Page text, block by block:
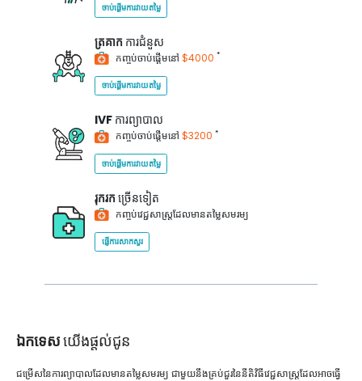
ចាប់ផ្តើមការវាយតម្លៃ
ត្រគាក ការជំនួស
កញ្ចប់ចាប់ផ្តើមនៅ $4000 *
ចាប់ផ្តើមការវាយតម្លៃ
IVF ការព្យាបាល
កញ្ចប់ចាប់ផ្តើមនៅ $3200 *
ចាប់ផ្តើមការវាយតម្លៃ
រុករក ច្រើនទៀត
កញ្ចប់វេជ្ជសាស្ត្រដែលមានតម្លៃសមរម្យ
ផ្ញើការសាកសួរ
ឯកទេសយើងផ្តល់ជូន
ជម្រើសនៃការព្យាបាលដែលមានតម្លៃសមរម្យ ជាមួយនឹងគ្រប់ជួរនៃនីតិវិធីវេជ្ជសាស្រ្តដែលអាចធ្វើ